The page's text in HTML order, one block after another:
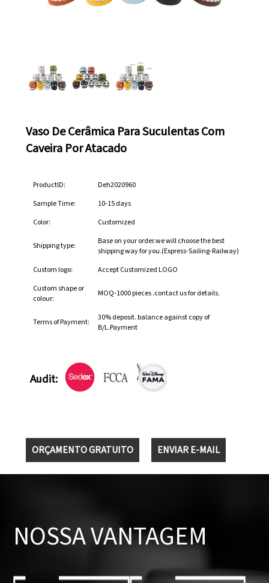
Vaso De Cerâmica Para Suculentas Com
Caveira Por Atacado
ProductID:
Deh2020960
Sample Time:
10-15 days
Color:
Customized
Shipping type:
Base on your order.we will choose the best
shipping way for you.(Express-Sailing-Railway)
Custom logo:
Accept Customized LOGO
Custom shape or
colour:
MOQ-1000 pieces .contact us for details.
Terms of Payment:
30% deposit. balance against copy of
B/L.Payment
Audit:
ORÇAMENTO GRATUITO ENVIAR E-MAIL
NOSSA VANTAGEM